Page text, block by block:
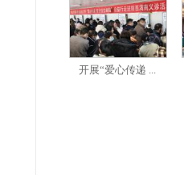
开展“爱心传递 ...